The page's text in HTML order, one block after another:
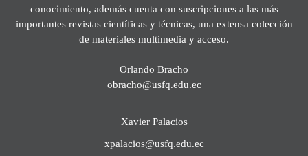
conocimiento, además cuenta con suscripciones a las más
importantes revistas científicas y técnicas, una extensa colección
de materiales multimedia y acceso.
Orlando Bracho
obracho@usfq.edu.ec
Xavier Palacios
xpalacios@usfq.edu.ec